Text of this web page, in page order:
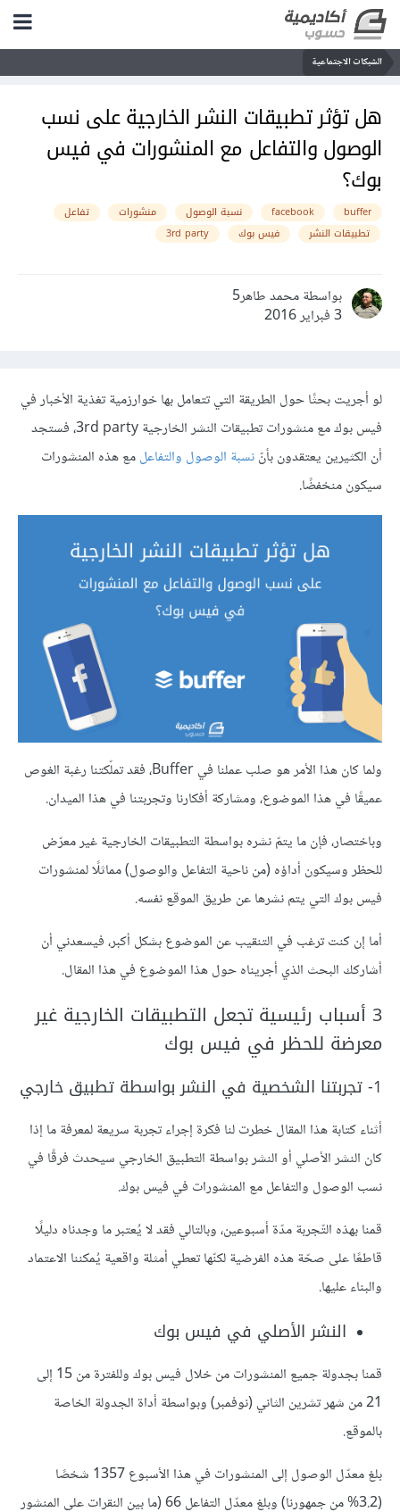
الشبكات الاجتماعية
هل تؤثر تطبيقات النشر الخارجية على نسب
الوصول والتفاعل مع المنشورات في فيس
بوك؟
buffer
facebook نسبة الوصول منشورات
تفاعل
تطبيقات النشر
فيس بوك 3rd party
بواسطة محمد طاهر5
3 فبراير 2016
لو أجريت بحثًا حول الطريقة التي تتعامل بها خوارزمية تغذية الأخبار في
فيس بوك مع منشورات تطبيقات النشر الخارجية 3rd party، فستجد
أن الكثيرين يعتقدون بأنّنسبة الوصول والتفاعلمع هذه المنشورات
سيكون منخفضًا.
ولما كان هذا الأمر هو صلب عملنا في Buffer، فقد تملّكتنا رغبة الغوص
عميقًا في هذا الموضوع، ومشاركة أفكارنا وتجربتنا في هذا الميدان.
وباختصار، فإن ما يتمّ نشره بواسطة التطبيقات الخارجية غير معرّض
للحظر وسيكون أداؤه (من ناحية التفاعل والوصول) مماثلًا لمنشورات
فيس بوك التي يتم نشرها عن طريق الموقع نفسه.
أما إن كنت ترغب في التنقيب عن الموضوع بشكل أكبر، فيسعدني أن
أشاركك البحث الذي أجريناه حول هذا الموضوع في هذا المقال.
3 أسباب رئيسية تجعل التطبيقات الخارجية غير
معرضة للحظر في فيس بوك
1- تجربتنا الشخصية في النشر بواسطة تطبيق خارجي
أثناء كتابة هذا المقال خطرت لنا فكرة إجراء تجربة سريعة لمعرفة ما إذا
كان النشر الأصلي أو النشر بواسطة التطبيق الخارجي سيحدث فرقًا في
نسب الوصول والتفاعل مع المنشورات في فيس بوك.
قمنا بهذه التّجربة مدّة أسبوعين، وبالتالي فقد لا يُعتبر ما وجدناه دليلًا
قاطعًا على صحّة هذه الفرضية لكنّها تعطي أمثلة واقعية يُمكننا الاعتماد
والبناء عليها.
النشر الأصلي في فيس بوك
قمنا بجدولة جميع المنشورات من خلال فيس بوك وللفترة من 15 إلى
21 من شهر تشرين الثاني (نوفمبر) وبواسطة أداة الجدولة الخاصة
بالموقع.
بلغ معدّل الوصول إلى المنشورات في هذا الأسبوع 1357 شخصًا
(3.2% من جمهورنا) وبلغ معدّل التفاعل 66 (ما بين النقرات على المنشور